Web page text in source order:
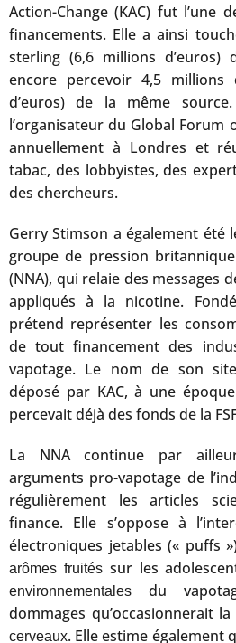
Action-Change (KAC) fut l’une
financements. Elle a ainsi
sterling (6,6 millions d’euros)
encore percevoir 4,5 millions
d’euros) de la même
l’organisateur du Global Forum
annuellement à Londres et
tabac, des lobbyistes, des
des chercheurs.
Gerry Stimson a également été
groupe de pression
(NNA), qui relaie des messages
appliqués à la nicotine.
prétend représenter les
de tout financement des
vapotage. Le nom de son
déposé par KAC, à une
percevait déjà des fonds de la
La NNA continue par
arguments pro-vapotage de
régulièrement les articles
finance. Elle s’oppose à
électroniques jetables (« puffs
arômes fruitéssur les
environnementales
du
dommages qu’occasionnerait
cerveaux. Elle estime également